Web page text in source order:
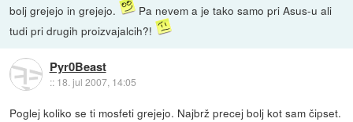
bolj grejejo in grejejo.
Pa nevem a je tako samo pri Asus-u ali
tudi pri drugih proizvajalcih?!
Pyr0Beast
:: 18. jul 2007, 14:05
Poglej koliko se ti mosfeti grejejo. Najbrž precej bolj kot sam čipset.